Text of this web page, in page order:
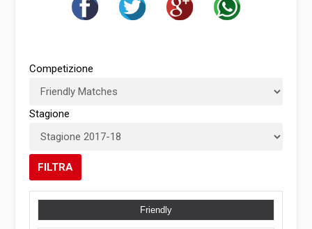
Competizione
Stagione
FILTRA
Friendly